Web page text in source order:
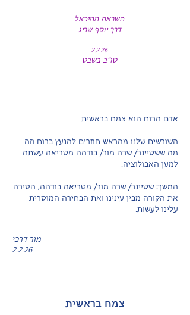
השראהממיכאל
דרך יוסף שריג
2.2.26
טו"ב בשבט
אדם הרוח הוא צמח בראשית
השורשים שלנו מהראש חוזרים להנעץ ברוח וזה
מה ששטיינר/ שרה מור/ בודהה מטריאה עשתה
למען האבולוציה.
המשך: שטיינר/ שרה מור/ מטריאה בודהה, הסירה
את הקורה מבין עינינו ואת הבחירה המוסרית
עלינו לעשות.
מור דרכי
2.2.26
צמח בראשית